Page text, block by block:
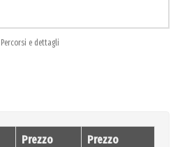
Percorsi e dettagli
Prezzo
Prezzo